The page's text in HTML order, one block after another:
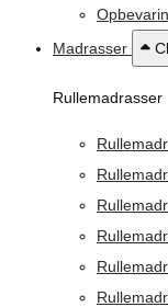
Madrasser
Rullemadrasser